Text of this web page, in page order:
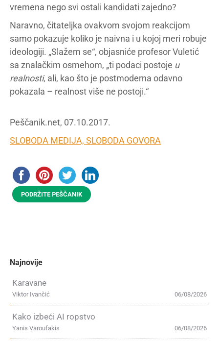
vremena nego svi ostali kandidati zajedno?
Naravno, čitateljka ovakvom svojom reakcijom
samo pokazuje koliko je naivna i u kojoj meri robuje
ideologiji. „Slažem se“, objasniće profesor Vuletić
sa znalačkim osmehom, „ti podaci postoje u
realnosti, ali, kao što je postmoderna odavno
pokazala – realnost više ne postoji.“
Peščanik.net, 07.10.2017.
SLOBODA MEDIJA, SLOBODA GOVORA
PODRŽITE PEŠČANIK
Najnovije
Karavane
06/08/2026
Viktor Ivančić
Kako izbeći AI ropstvo
06/08/2026
Yanis Varoufakis